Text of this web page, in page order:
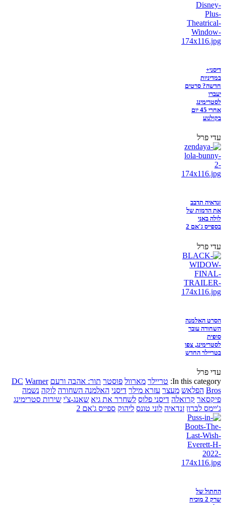
דיסני+
במדיניות
חדשה? סרטים
יעברו
לסטרימינג
אחרי 45 יום
בקולנוע
עדי פרל
זנדאיה תדבב
את הדמות של
לולה באני
בספייס ג'אם 2
עדי פרל
הסרט האלמנה
השחורה עובר
סופית
לסטרימינג, צפו
בטריילר החדש
עדי פרל
In this category: טריילר מארוול פוסטר תור: אהבה ורעם DC Warner
Bros הפלאש מעצר עזרא מילר דיסני האלמנה השחורה לוקה נשמה
פיקסאר קרואלה דיסני פלוס לשחרר את גיא שאנג-צ'י שירות סטרימינג
ג'יימס לברון זנדאיה לוני טונס ליהוק ספייס ג'אם 2
החתול של
שרק 2 מוכיח